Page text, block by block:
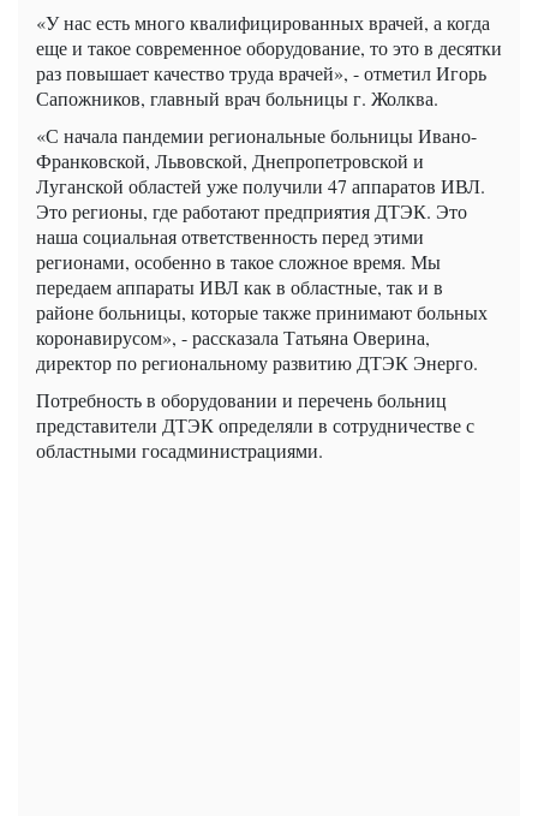
«У нас есть много квалифицированных врачей, а когда
еще и такое современное оборудование, то это в десятки
раз повышает качество труда врачей», - отметил Игорь
Сапожников, главный врач больницы г. Жолква.
«С начала пандемии региональные больницы Ивано-
Франковской, Львовской, Днепропетровской и
Луганской областей уже получили 47 аппаратов ИВЛ.
Это регионы, где работают предприятия ДТЭК. Это
наша социальная ответственность перед этими
регионами, особенно в такое сложное время. Мы
передаем аппараты ИВЛ как в областные, так и в
районе больницы, которые также принимают больных
коронавирусом», - рассказала Татьяна Оверина,
директор по региональному развитию ДТЭК Энерго.
Потребность в оборудовании и перечень больниц
представители ДТЭК определяли в сотрудничестве с
областными госадминистрациями.